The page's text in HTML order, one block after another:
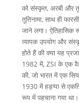
को संस्कृत, अरबी और
तूतिनामा, साथ ही
जाने लगा।
व्यापक उपयोग और
होते हैं की क्या यह
1982 में, ZSI के एक
की, जो भारत में एक
1930 में हड़प्पा से
रूप में पहचाना गया